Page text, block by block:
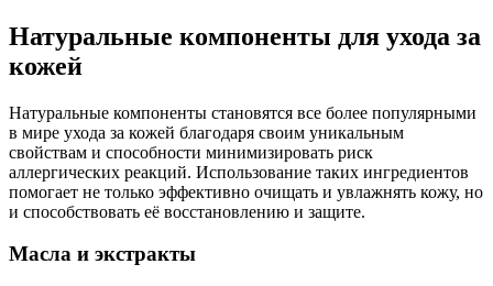
Натуральные компоненты для ухода за
кожей
Натуральные компоненты становятся все более популярными
в мире ухода за кожей благодаря своим уникальным
свойствам и способности минимизировать риск
аллергических реакций. Использование таких ингредиентов
помогает не только эффективно очищать и увлажнять кожу, но
и способствовать её восстановлению и защите.
Масла и экстракты